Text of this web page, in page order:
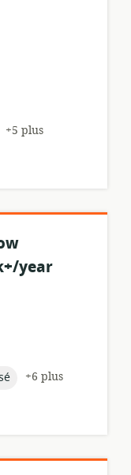
+5 plus
year
+6 plus